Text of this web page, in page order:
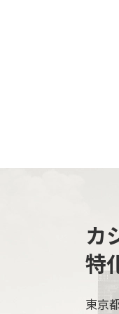
カ
特
東京